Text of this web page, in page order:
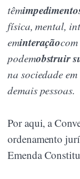
têm
física, mental,
eminteração
podemobstruir
na sociedade
demais pessoas.
Por aqui, a
ordenamento
Emenda